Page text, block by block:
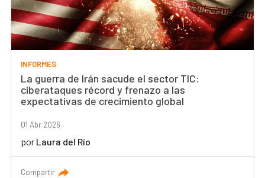
INFORMES
La guerra de Irán sacude el sector TIC:
ciberataques récord y frenazo a las
expectativas de crecimiento global
01 Abr 2026
por Laura del Río
Compartir